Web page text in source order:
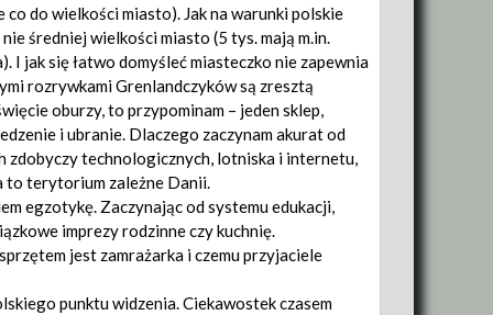
do wielkości miasto). Jak na warunki polskie
średniej wielkości miasto (5 tys. mają m.in.
I jak się łatwo domyśleć miasteczko nie zapewnia
rozrywkami Grenlandczyków są zresztą
oburzy, to przypominam – jeden sklep,
i ubranie. Dlaczego zaczynam akurat od
zdobyczy technologicznych, lotniska i internetu,
to terytorium zależne Danii.
egzotykę. Zaczynając od systemu edukacji,
imprezy rodzinne czy kuchnię.
jest zamrażarka i czemu przyjaciele
punktu widzenia. Ciekawostek czasem